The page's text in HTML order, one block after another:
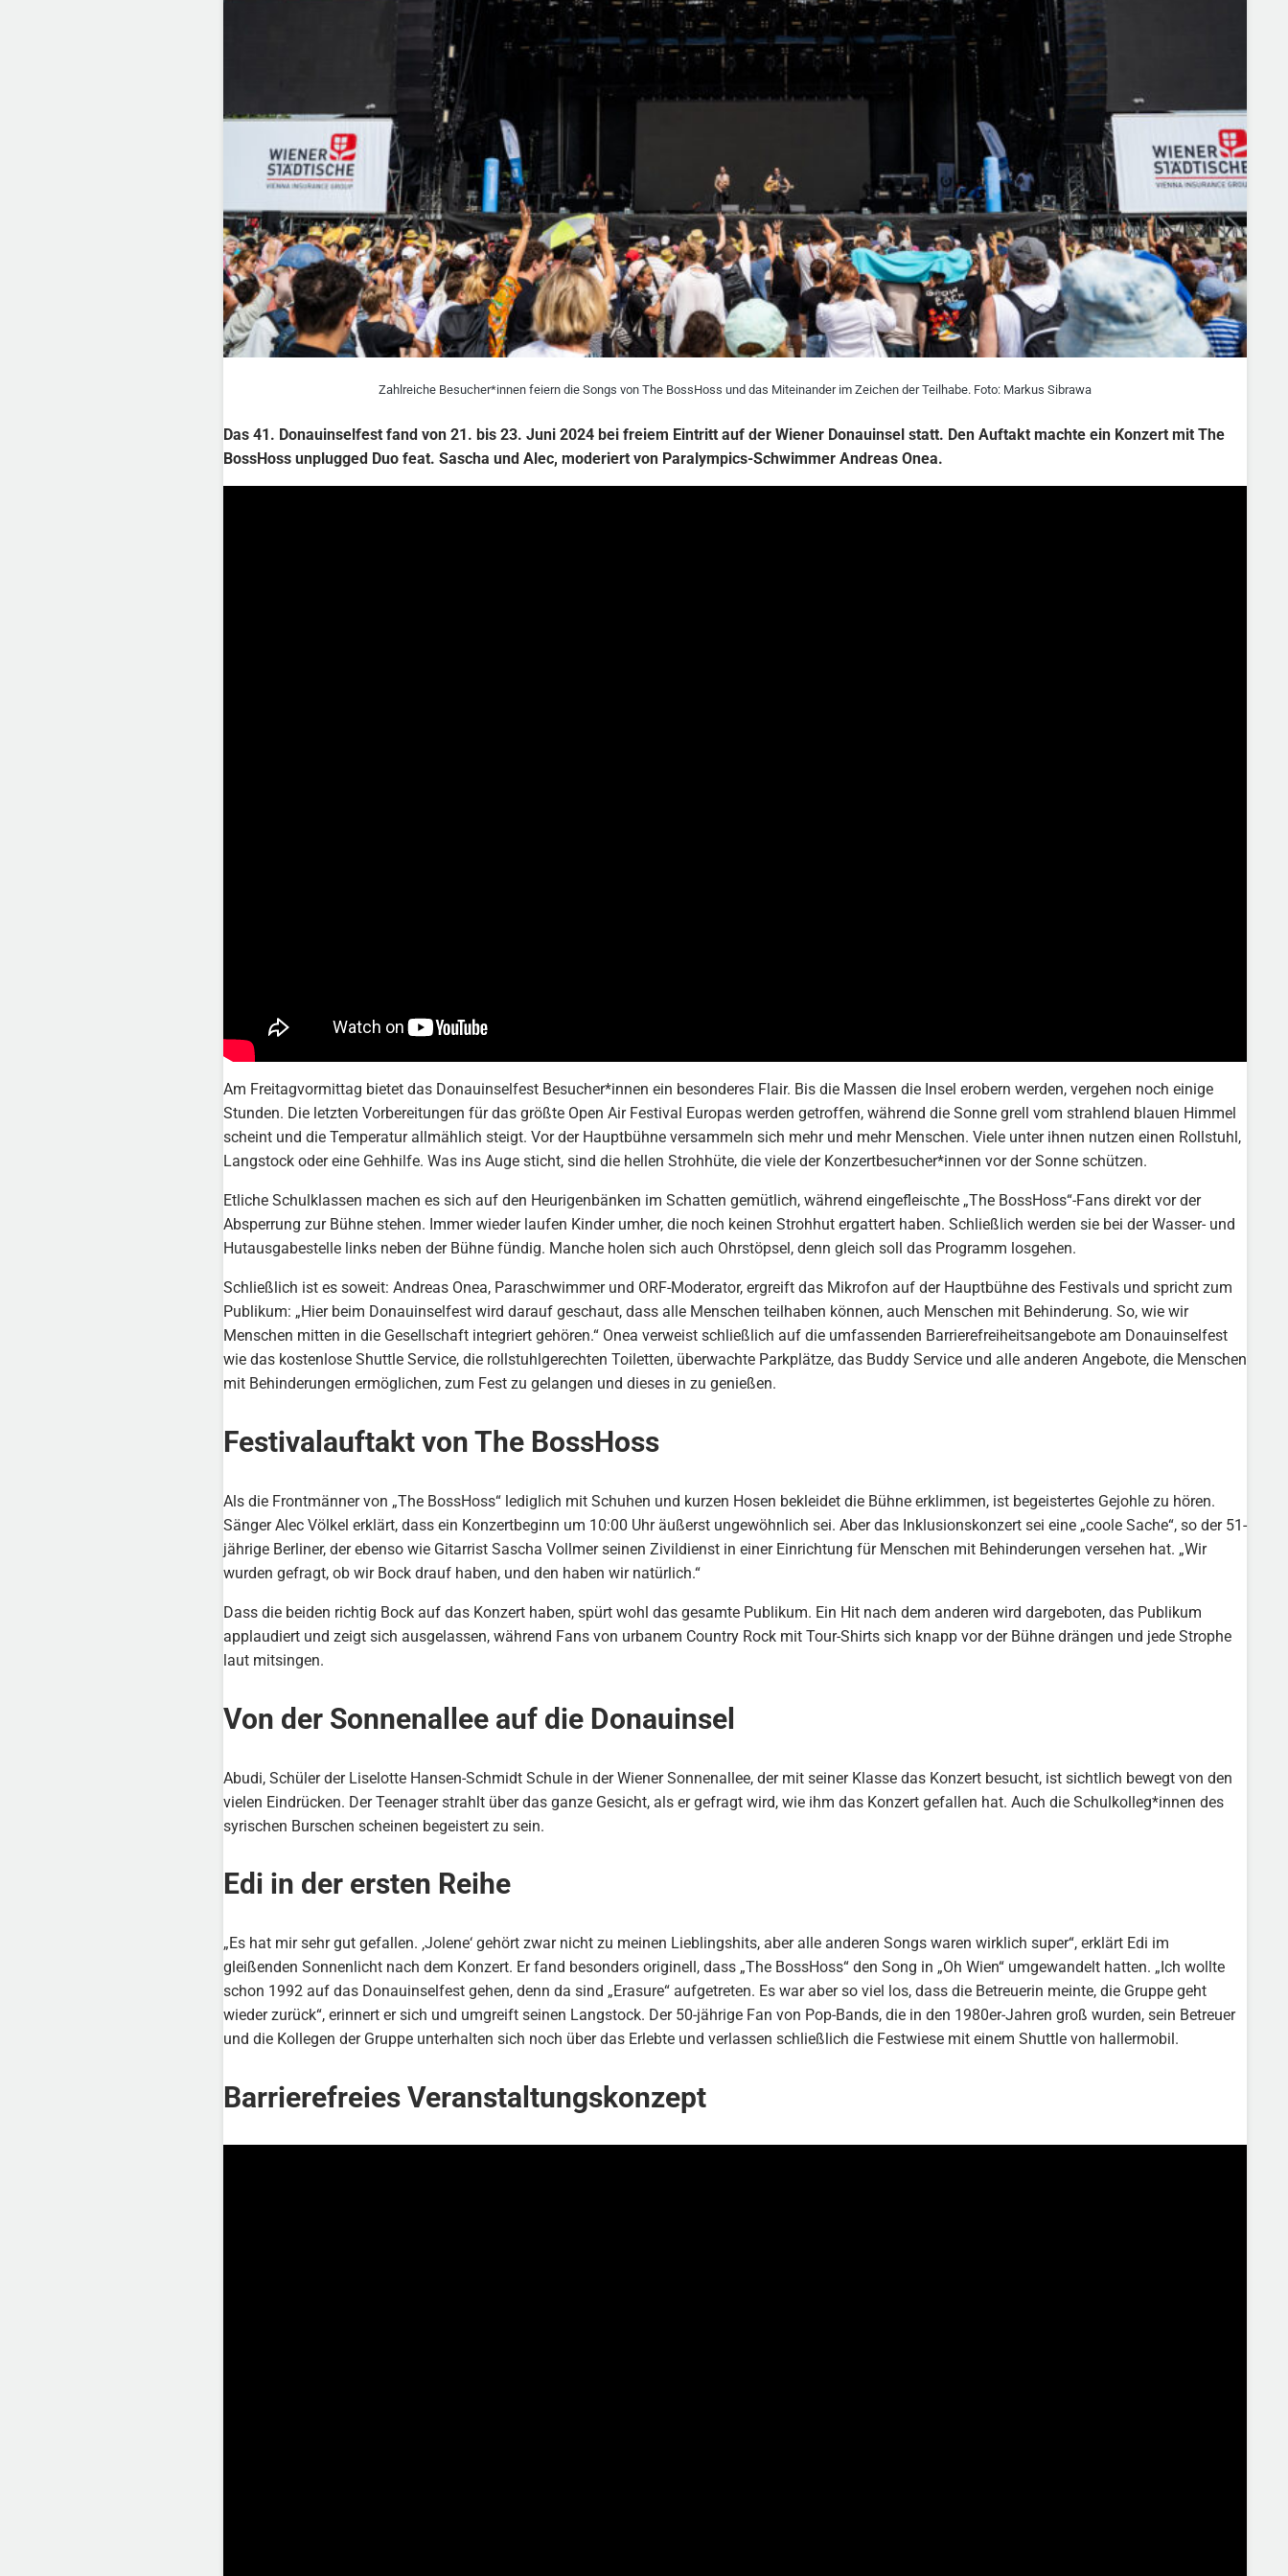
Zahlreiche Besucher*innen feiern die Songs von The BossHoss und das Miteinander im Zeichen der Teilhabe. Foto: Markus Sibrawa
Das 41. Donauinselfest fand von 21. bis 23. Juni 2024 bei freiem Eintritt auf der Wiener Donauinsel statt. Den Auftakt machte ein Konzert mit The
BossHoss unplugged Duo feat. Sascha und Alec, moderiert von Paralympics-Schwimmer Andreas Onea.
Am Freitagvormittag bietet das Donauinselfest Besucher*innen ein besonderes Flair. Bis die Massen die Insel erobern werden, vergehen noch einige
Stunden. Die letzten Vorbereitungen für das größte Open Air Festival Europas werden getroffen, während die Sonne grell vom strahlend blauen Himmel
scheint und die Temperatur allmählich steigt. Vor der Hauptbühne versammeln sich mehr und mehr Menschen. Viele unter ihnen nutzen einen Rollstuhl,
Langstock oder eine Gehhilfe. Was ins Auge sticht, sind die hellen Strohhüte, die viele der Konzertbesucher*innen vor der Sonne schützen.
Etliche Schulklassen machen es sich auf den Heurigenbänken im Schatten gemütlich, während eingefleischte „The BossHoss“-Fans direkt vor der
Absperrung zur Bühne stehen. Immer wieder laufen Kinder umher, die noch keinen Strohhut ergattert haben. Schließlich werden sie bei der Wasser- und
Hutausgabestelle links neben der Bühne fündig. Manche holen sich auch Ohrstöpsel, denn gleich soll das Programm losgehen.
Schließlich ist es soweit: Andreas Onea, Paraschwimmer und ORF-Moderator, ergreift das Mikrofon auf der Hauptbühne des Festivals und spricht zum
Publikum: „Hier beim Donauinselfest wird darauf geschaut, dass alle Menschen teilhaben können, auch Menschen mit Behinderung. So, wie wir
Menschen mitten in die Gesellschaft integriert gehören.“ Onea verweist schließlich auf die umfassenden Barrierefreiheitsangebote am Donauinselfest
wie das kostenlose Shuttle Service, die rollstuhlgerechten Toiletten, überwachte Parkplätze, das Buddy Service und alle anderen Angebote, die Menschen
mit Behinderungen ermöglichen, zum Fest zu gelangen und dieses in zu genießen.
Festivalauftakt von The BossHoss
Als die Frontmänner von „The BossHoss“ lediglich mit Schuhen und kurzen Hosen bekleidet die Bühne erklimmen, ist begeistertes Gejohle zu hören.
Sänger Alec Völkel erklärt, dass ein Konzertbeginn um 10:00 Uhr äußerst ungewöhnlich sei. Aber das Inklusionskonzert sei eine „coole Sache“, so der 51-
jährige Berliner, der ebenso wie Gitarrist Sascha Vollmer seinen Zivildienst in einer Einrichtung für Menschen mit Behinderungen versehen hat. „Wir
wurden gefragt, ob wir Bock drauf haben, und den haben wir natürlich.“
Dass die beiden richtig Bock auf das Konzert haben, spürt wohl das gesamte Publikum. Ein Hit nach dem anderen wird dargeboten, das Publikum
applaudiert und zeigt sich ausgelassen, während Fans von urbanem Country Rock mit Tour-Shirts sich knapp vor der Bühne drängen und jede Strophe
laut mitsingen.
Von der Sonnenallee auf die Donauinsel
Abudi, Schüler der Liselotte Hansen-Schmidt Schule in der Wiener Sonnenallee, der mit seiner Klasse das Konzert besucht, ist sichtlich bewegt von den
vielen Eindrücken. Der Teenager strahlt über das ganze Gesicht, als er gefragt wird, wie ihm das Konzert gefallen hat. Auch die Schulkolleg*innen des
syrischen Burschen scheinen begeistert zu sein.
Edi in der ersten Reihe
„Es hat mir sehr gut gefallen. ‚Jolene‘ gehört zwar nicht zu meinen Lieblingshits, aber alle anderen Songs waren wirklich super“, erklärt Edi im
gleißenden Sonnenlicht nach dem Konzert. Er fand besonders originell, dass „The BossHoss“ den Song in „Oh Wien“ umgewandelt hatten. „Ich wollte
schon 1992 auf das Donauinselfest gehen, denn da sind „Erasure“ aufgetreten. Es war aber so viel los, dass die Betreuerin meinte, die Gruppe geht
wieder zurück“, erinnert er sich und umgreift seinen Langstock. Der 50-jährige Fan von Pop-Bands, die in den 1980er-Jahren groß wurden, sein Betreuer
und die Kollegen der Gruppe unterhalten sich noch über das Erlebte und verlassen schließlich die Festwiese mit einem Shuttle von hallermobil.
Barrierefreies Veranstaltungskonzept